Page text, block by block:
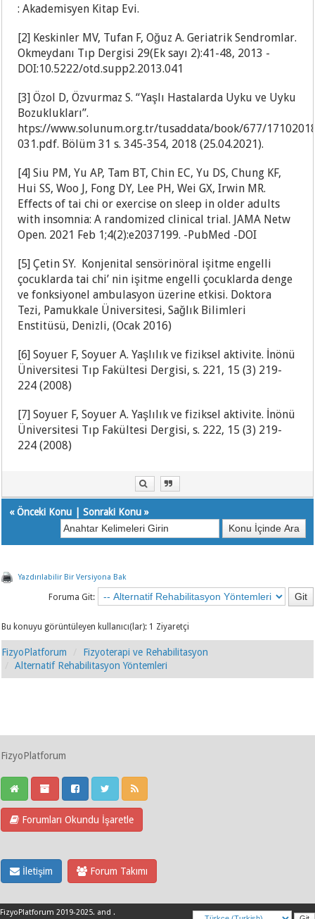
: Akademisyen Kitap Evi.
[2] Keskinler MV, Tufan F, Oğuz A. Geriatrik Sendromlar.
Okmeydanı Tıp Dergisi 29(Ek sayı 2):41-48, 2013 -
DOI:10.5222/otd.supp2.2013.041
[3] Özol D, Özvurmaz S. “Yaşlı Hastalarda Uyku ve Uyku
Bozuklukları”.
htps://www.solunum.org.tr/tusaddata/book/677/
031.pdf. Bölüm 31 s. 345-354, 2018 (25.04.2021).
[4] Siu PM, Yu AP, Tam BT, Chin EC, Yu DS, Chung KF,
Hui SS, Woo J, Fong DY, Lee PH, Wei GX, Irwin MR.
Effects of tai chi or exercise on sleep in older adults
with insomnia: A randomized clinical trial. JAMA Netw
Open. 2021 Feb 1;4(2):e2037199. -PubMed -DOI
[5] Çetin SY. Konjenital sensörinöral işitme engelli
çocuklarda tai chi’ nin işitme engelli çocuklarda denge
ve fonksiyonel ambulasyon üzerine etkisi. Doktora
Tezi, Pamukkale Üniversitesi, Sağlık Bilimleri
Enstitüsü, Denizli, (Ocak 2016)
[6] Soyuer F, Soyuer A. Yaşlılık ve fiziksel aktivite. İnönü
Üniversitesi Tıp Fakültesi Dergisi, s. 221, 15 (3) 219-
224 (2008)
[7] Soyuer F, Soyuer A. Yaşlılık ve fiziksel aktivite. İnönü
Üniversitesi Tıp Fakültesi Dergisi, s. 222, 15 (3) 219-
224 (2008)
«Önceki Konu |Sonraki Konu »
Yazdırılabilir Bir Versiyona Bak
Foruma Git:
Bu konuyu görüntüleyen kullanıcı(lar): 1 Ziyaretçi
FizyoPlatforum
Fizyoterapi ve Rehabilitasyon
Alternatif Rehabilitasyon Yöntemleri
FizyoPlatforum
Forumları Okundu İşaretle
İletişim Forum Takımı
FizyoPlatforum 2019-2025. and .